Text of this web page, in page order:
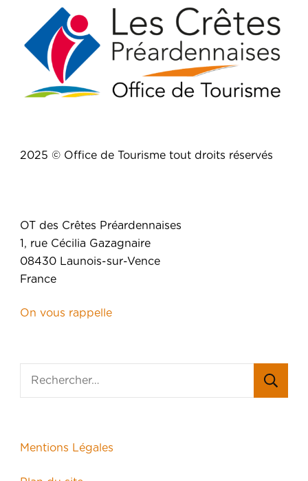
2025 © Office de Tourisme tout droits réservés
OT des Crêtes Préardennaises
1, rue Cécilia Gazagnaire
08430 Launois-sur-Vence
France
On vous rappelle
Mentions Légales